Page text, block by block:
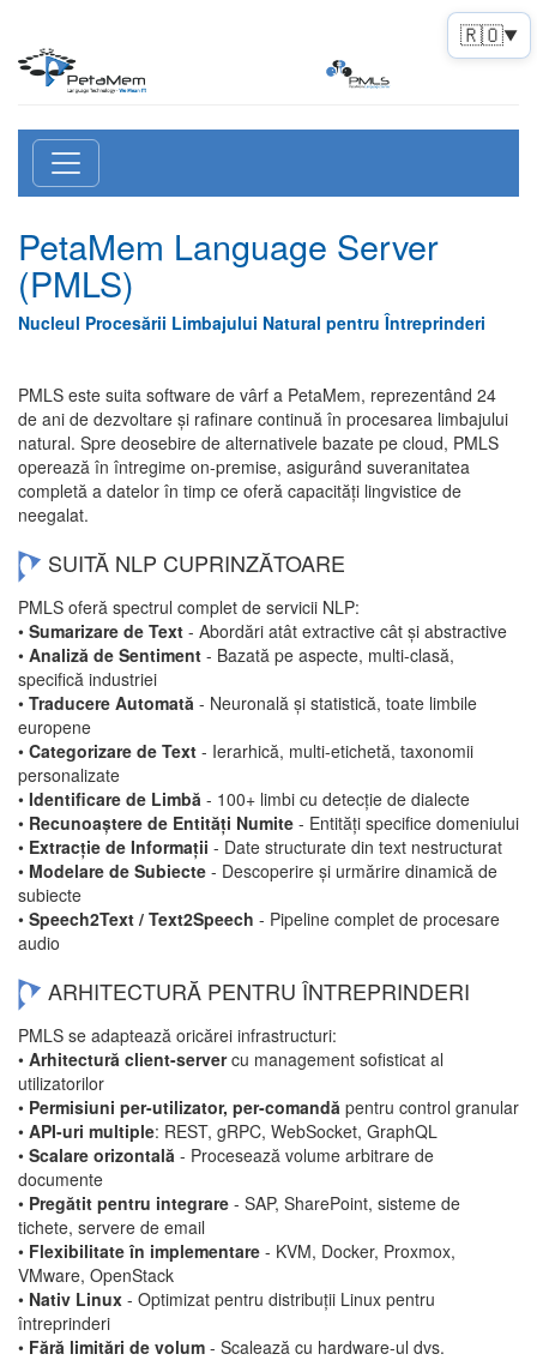
🇷🇴▼
PetaMem Language Server
(PMLS)
Nucleul Procesării Limbajului Natural pentru Întreprinderi
PMLS este suita software de vârf a PetaMem, reprezentând 24
de ani de dezvoltare și rafinare continuă în procesarea limbajului
natural. Spre deosebire de alternativele bazate pe cloud, PMLS
operează în întregime on-premise, asigurând suveranitatea
completă a datelor în timp ce oferă capacități lingvistice de
neegalat.
SUITĂ NLP CUPRINZĂTOARE
PMLS oferă spectrul complet de servicii NLP:
• Sumarizare de Text - Abordări atât extractive cât și abstractive
• Analiză de Sentiment - Bazată pe aspecte, multi-clasă,
specifică industriei
• Traducere Automată - Neuronală și statistică, toate limbile
europene
• Categorizare de Text - Ierarhică, multi-etichetă, taxonomii
personalizate
• Identificare de Limbă - 100+ limbi cu detecție de dialecte
• Recunoaștere de Entități Numite - Entități specifice domeniului
• Extracție de Informații - Date structurate din text nestructurat
• Modelare de Subiecte - Descoperire și urmărire dinamică de
subiecte
• Speech2Text / Text2Speech - Pipeline complet de procesare
audio
ARHITECTURĂ PENTRU ÎNTREPRINDERI
PMLS se adaptează oricărei infrastructuri:
• Arhitectură client-servercu management sofisticat al
utilizatorilor
• Permisiuni per-utilizator, per-comandă pentru control granular
• API-uri multiple: REST, gRPC, WebSocket, GraphQL
• Scalare orizontală - Procesează volume arbitrare de
documente
• Pregătit pentru integrare - SAP, SharePoint, sisteme de
tichete, servere de email
• Flexibilitate în implementare - KVM, Docker, Proxmox,
VMware, OpenStack
• Nativ Linux - Optimizat pentru distribuții Linux pentru
întreprinderi
• Fără limitări de volum - Scalează cu hardware-ul dvs.